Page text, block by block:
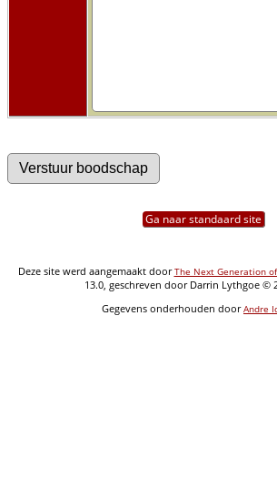
Ga naar standaard site
Deze site werd aangemaakt doorThe Next Generation
13.0, geschreven door Darrin Lythgoe ©
Gegevens onderhouden doorAndre